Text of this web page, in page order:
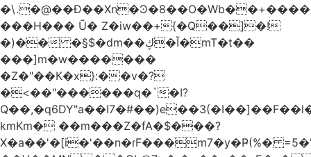
���H��� Ũ� Z�iw��+{�Q��]�!
�)�� �§$�dm��ڮ�Ĭ�mT�t��
���]m�w�������
�Z�"��К�x}:��v�?
�<��"������q�`�I?
kmKm� ��m���Z�fA�$���?
X�a��'�[i�'��n�ɾF���m7�y�Ҏ(%�